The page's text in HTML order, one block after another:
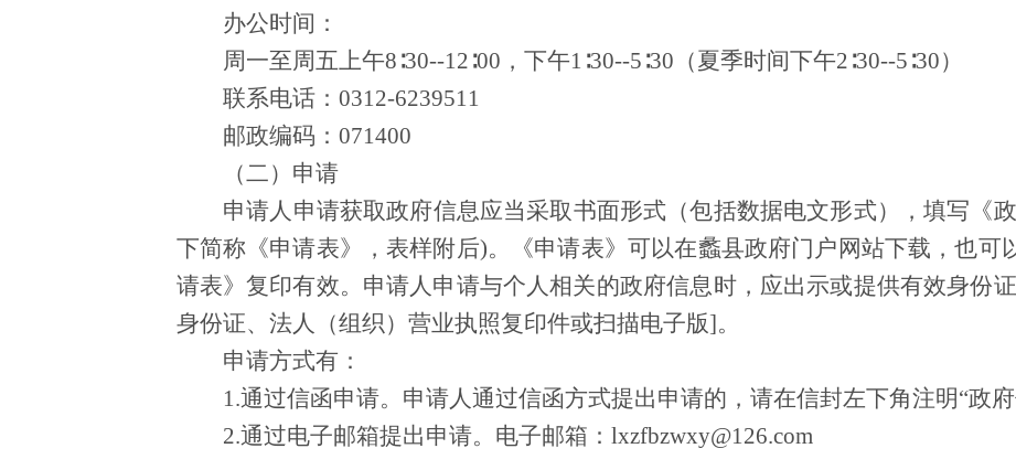
办公时间：
周一至周五上午8∶30--12∶00，下午1∶30--5∶30（夏季时间下午2∶30--5∶30）
联系电话：0312-6239511
邮政编码：071400
（二）申请
申请人申请获取政府信息应当采取书面形式（包括数据电文形式），填写《
下简称《申请表》，表样附后)。《申请表》可以在蠡县政府门户网站下载，也可
请表》复印有效。申请人申请与个人相关的政府信息时，应出示或提供有效身份
身份证、法人（组织）营业执照复印件或扫描电子版]。
申请方式有：
1.通过信函申请。申请人通过信函方式提出申请的，请在信封左下角注明“政府
2.通过电子邮箱提出申请。电子邮箱：lxzfbzwxy@126.com